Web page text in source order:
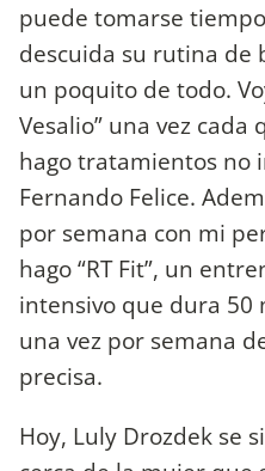
puede tomarse
descuida su rutina de
un poquito de todo.
Vesalio” una vez
hago tratamientos no
Fernando Felice.
por semana con mi
hago “RT Fit”, un
intensivo que dura 50
una vez por semana
precisa.
Hoy, Luly Drozdek se